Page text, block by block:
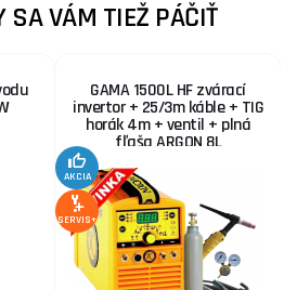
SA VÁM TIEŽ PÁČIŤ
GAMA 1500L HF zvárací
invertor + 25/3m káble + TIG
horák 4m + ventil + plná
fľaša ARGON 8L
AKCIA
SERVIS+